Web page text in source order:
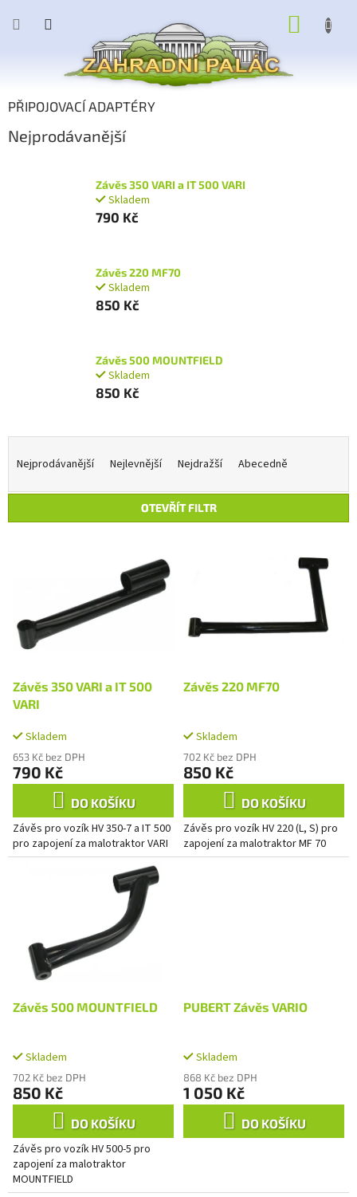
PŘIPOJOVACÍ ADAPTÉRY
Nejprodávanější
Závěs 350 VARI a IT 500 VARI
Skladem
790 Kč
Závěs 220 MF70
Skladem
850 Kč
Závěs 500 MOUNTFIELD
Skladem
850 Kč
e
Nejprodávanější Nejlevnější Nejdražší Abecedně
OTEVŘÍT FILTR
d
u
t
ů
Závěs 350 VARI a IT 500
VARI
Skladem
653 Kč bez DPH
790 Kč
DO KOŠÍKU
Závěs pro vozík HV 350-7 a IT 500
pro zapojení za malotraktor VARI
Závěs 220 MF70
Skladem
702 Kč bez DPH
850 Kč
DO KOŠÍKU
Závěs pro vozík HV 220 (L, S) pro
zapojení za malotraktor MF 70
Závěs 500 MOUNTFIELD
Skladem
702 Kč bez DPH
850 Kč
DO KOŠÍKU
Závěs pro vozík HV 500-5 pro
zapojení za malotraktor
MOUNTFIELD
PUBERT Závěs VARIO
Skladem
868 Kč bez DPH
1 050 Kč
DO KOŠÍKU